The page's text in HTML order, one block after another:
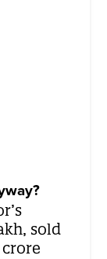
sold